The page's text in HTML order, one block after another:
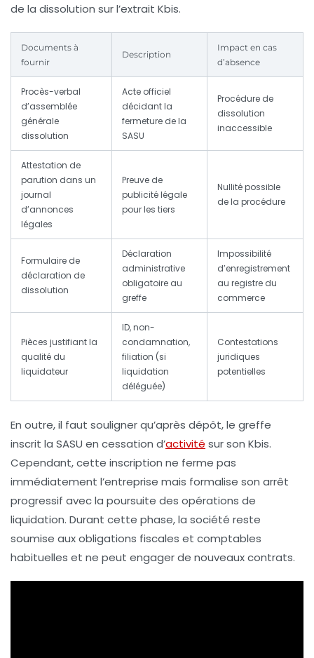
de la dissolution sur l’extrait Kbis.
Documents à
fournir
Description
Impact en cas
d’absence
Procès-verbal
d’assemblée
générale
dissolution
Acte officiel
décidant la
fermeture de la
SASU
Procédure de
dissolution
inaccessible
Attestation de
parution dans un
journal
d’annonces
légales
Preuve de
publicité légale
pour les tiers
Nullité possible
de la procédure
Formulaire de
déclaration de
dissolution
Déclaration
administrative
obligatoire au
greffe
Impossibilité
d’enregistrement
au registre du
commerce
Pièces justifiant la
qualité du
liquidateur
ID, non-
condamnation,
filiation (si
liquidation
déléguée)
Contestations
juridiques
potentielles
En outre, il faut souligner qu’après dépôt, le greffe
inscrit la SASU en cessation d’activité sur son Kbis.
Cependant, cette inscription ne ferme pas
immédiatement l’entreprise mais formalise son arrêt
progressif avec la poursuite des opérations de
liquidation. Durant cette phase, la société reste
soumise aux obligations fiscales et comptables
habituelles et ne peut engager de nouveaux contrats.